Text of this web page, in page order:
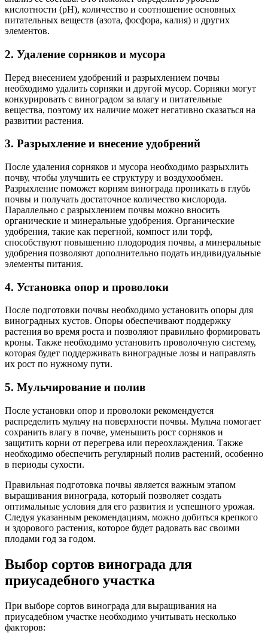
кислотности (рН), количество и соотношение основных
питательных веществ (азота, фосфора, калия) и других
элементов.
2. Удаление сорняков и мусора
Перед внесением удобрений и разрыхлением почвы
необходимо удалить сорняки и другой мусор. Сорняки могут
конкурировать с виноградом за влагу и питательные
вещества, поэтому их наличие может негативно сказаться на
развитии растения.
3. Разрыхление и внесение удобрений
После удаления сорняков и мусора необходимо разрыхлить
почву, чтобы улучшить ее структуру и воздухообмен.
Разрыхление поможет корням винограда проникать в глубь
почвы и получать достаточное количество кислорода.
Параллельно с разрыхлением почвы можно вносить
органические и минеральные удобрения. Органические
удобрения, такие как перегной, компост или торф,
способствуют повышению плодородия почвы, а минеральные
удобрения позволяют дополнительно подать индивидуальные
элементы питания.
4. Установка опор и проволоки
После подготовки почвы необходимо установить опоры для
виноградных кустов. Опоры обеспечивают поддержку
растения во время роста и позволяют правильно формировать
кроны. Также необходимо установить проволочную систему,
которая будет поддерживать виноградные лозы и направлять
их рост по нужному пути.
5. Мульчирование и полив
После установки опор и проволоки рекомендуется
распределить мульчу на поверхности почвы. Мульча помогает
сохранить влагу в почве, уменьшить рост сорняков и
защитить корни от перегрева или переохлаждения. Также
необходимо обеспечить регулярный полив растений, особенно
в периоды сухости.
Правильная подготовка почвы является важным этапом
выращивания винограда, который позволяет создать
оптимальные условия для его развития и успешного урожая.
Следуя указанным рекомендациям, можно добиться крепкого
и здорового растения, которое будет радовать вас своими
плодами год за годом.
Выбор сортов винограда для
приусадебного участка
При выборе сортов винограда для выращивания на
приусадебном участке необходимо учитывать несколько
факторов: